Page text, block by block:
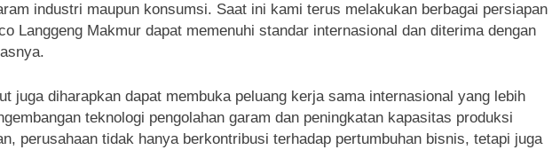
industri maupun konsumsi. Saat ini kami terus melakukan berbagai persiapan
Langgeng Makmur dapat memenuhi standar internasional dan diterima dengan
juga diharapkan dapat membuka peluang kerja sama internasional yang lebih
teknologi pengolahan garam dan peningkatan kapasitas produksi
perusahaan tidak hanya berkontribusi terhadap pertumbuhan bisnis, tetapi juga